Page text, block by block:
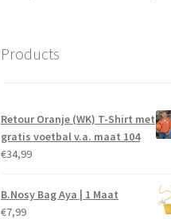
Products
Retour Oranje (WK) T-Shirt met
gratis voetbal v.a. maat 104
€34,99
B.Nosy Bag Aya | 1 Maat
€7,99